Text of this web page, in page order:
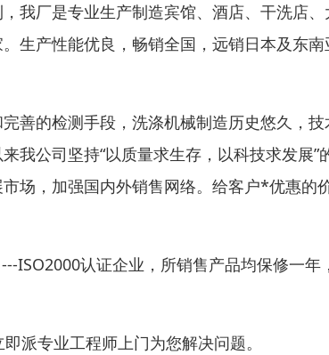
我厂是专业生产制造宾馆、酒店、干洗店、
生产性能优良，畅销全国，远销日本及东南
善的检测手段，洗涤机械制造历史悠久，技
我公司坚持“以质量求生存，以科技求发展”
场，加强国内外销售网络。给客户*优惠的
ISO2000认证企业，所销售产品均保修一年
派专业工程师上门为您解决问题。